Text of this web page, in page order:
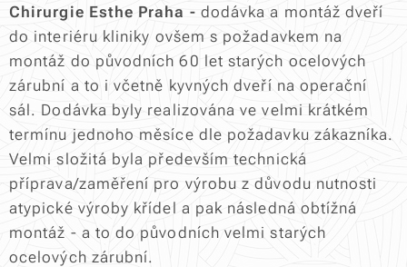
Chirurgie Esthe Praha - dodávka a montáž dveří
do interiéru kliniky ovšem s požadavkem na
montáž do původních 60 let starých ocelových
zárubní a to i včetně kyvných dveří na operační
sál. Dodávka byly realizována ve velmi krátkém
termínu jednoho měsíce dle požadavku zákazníka.
Velmi složitá byla především technická
příprava/zaměření pro výrobu z důvodu nutnosti
atypické výroby křídel a pak následná obtížná
montáž - a to do původních velmi starých
ocelových zárubní.